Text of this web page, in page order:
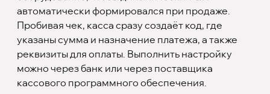
автоматически формировался при продаже.
Пробивая чек, касса сразу создаёт код, где
указаны сумма и назначение платежа, а также
реквизиты для оплаты. Выполнить настройку
можно через банк или через поставщика
кассового программного обеспечения.